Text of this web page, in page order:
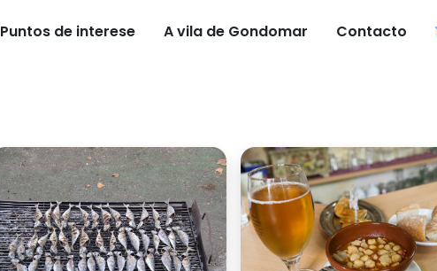
Puntos de interese A vila de Gondomar Contacto